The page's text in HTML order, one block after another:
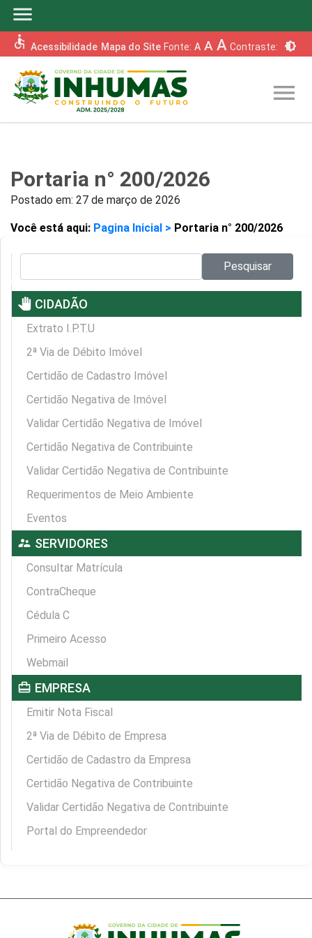
menu
accessible Acessibilidade Mapa do Site Fonte: A A A Contraste: brightness_6
menu
Portaria n° 200/2026
Postado em: 27 de março de 2026
Você está aqui: Pagina Inicial > Portaria n° 200/2026
Pesquisar
pan_tool CIDADÃO
Extrato I.P.T.U
2ª Via de Débito Imóvel
Certidão de Cadastro Imóvel
Certidão Negativa de Imóvel
Validar Certidão Negativa de Imóvel
Certidão Negativa de Contribuinte
Validar Certidão Negativa de Contribuinte
Requerimentos de Meio Ambiente
Eventos
supervisor_account SERVIDORES
Consultar Matrícula
ContraCheque
Cédula C
Primeiro Acesso
Webmail
card_travel EMPRESA
Emitir Nota Fiscal
2ª Via de Débito de Empresa
Certidão de Cadastro da Empresa
Certidão Negativa de Contribuinte
Validar Certidão Negativa de Contribuinte
Portal do Empreendedor